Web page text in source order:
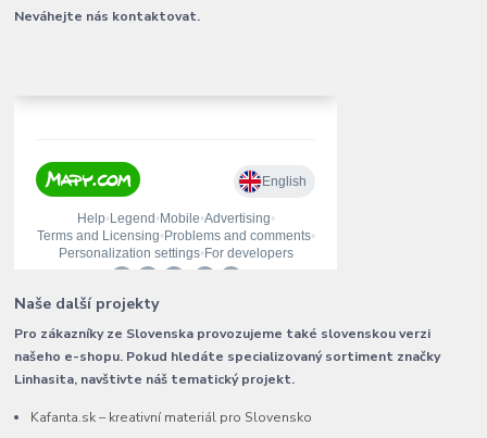
Neváhejte nás kontaktovat.
Naše další projekty
Pro zákazníky ze Slovenska provozujeme také slovenskou verzi
našeho e-shopu. Pokud hledáte specializovaný sortiment značky
Linhasita, navštivte náš tematický projekt.
Kafanta.sk – kreativní materiál pro Slovensko